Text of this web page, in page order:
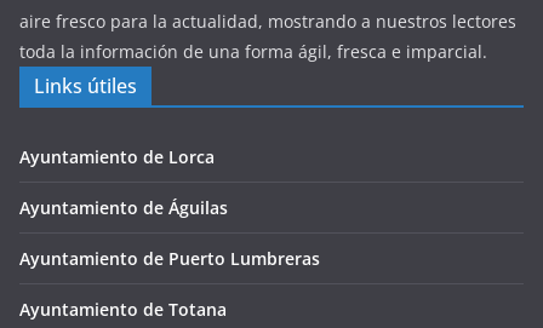
aire fresco para la actualidad, mostrando a nuestros lectores
toda la información de una forma ágil, fresca e imparcial.
Links útiles
Ayuntamiento de Lorca
Ayuntamiento de Águilas
Ayuntamiento de Puerto Lumbreras
Ayuntamiento de Totana